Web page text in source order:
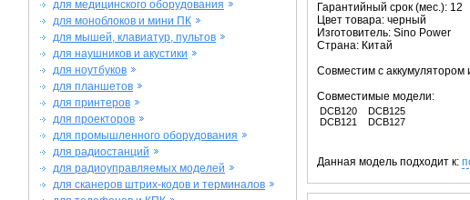
для медицинского оборудования
для моноблоков и мини ПК
для мышей, клавиатур, пультов
для наушников и акустики
для ноутбуков
для планшетов
для принтеров
для проекторов
для промышленного оборудования
для радиостанций
для радиоуправляемых моделей
для сканеров штрих-кодов и терминалов
Гарантийный срок (мес.): 12
Цвет товара: черный
Изготовитель: Sino Power
Страна: Китай
Совместим с
Совместимые модели:
DCB120
DCB121
DCB125
DCB127
Данная модель подходит к: